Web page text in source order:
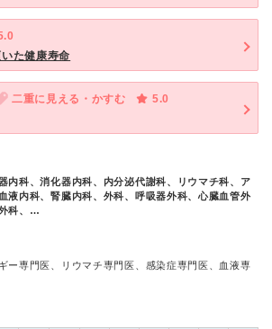
た健康寿命
二重に見える・かすむ
5.0
内科、消化器内科、内分泌代謝科、リウマチ科、ア
液内科、腎臓内科、外科、呼吸器外科、心臓血管外
科、…
ー専門医、リウマチ専門医、感染症専門医、血液専